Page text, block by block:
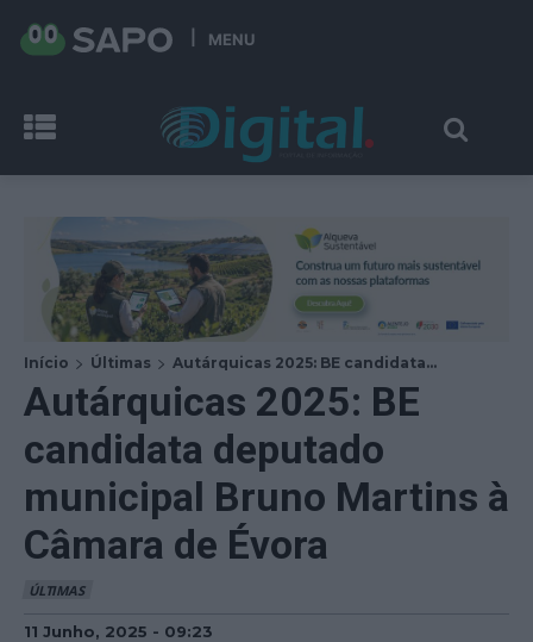
MENU
Início Últimas Autárquicas 2025: BE candidata...
Autárquicas 2025: BE
candidata deputado
municipal Bruno Martins à
Câmara de Évora
ÚLTIMAS
11 Junho, 2025 - 09:23